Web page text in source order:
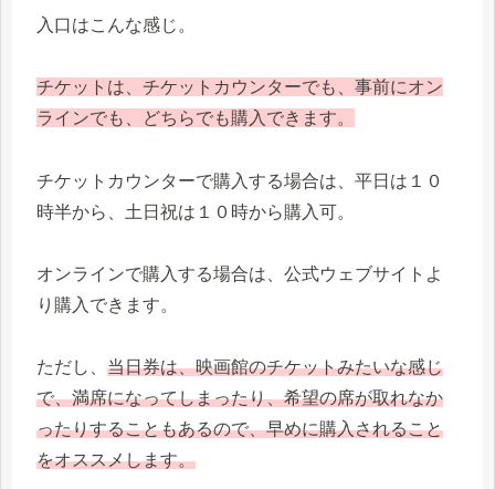
入口はこんな感じ。
チケットは、チケットカウンターでも、事前にオン
ラインでも、どちらでも購入できます。
チケットカウンターで購入する場合は、平日は１０
時半から、土日祝は１０時から購入可。
オンラインで購入する場合は、公式ウェブサイトよ
り購入できます。
ただし、 当日券は、映画館のチケットみたいな感じ
で、満席になってしまったり、希望の席が取れなか
ったりすることもあるので、早めに購入されること
をオススメします。